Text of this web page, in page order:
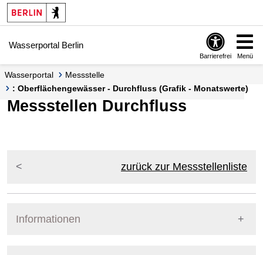
Springe zur Navigation
Springe zum Inhalt
Wasserportal Berlin
Barrierefrei Menü
Wasserportal
Messstelle
: Oberflächengewässer - Durchfluss (Grafik - Monatswerte)
Messstellen Durchfluss
zurück zur Messstellenliste
Informationen